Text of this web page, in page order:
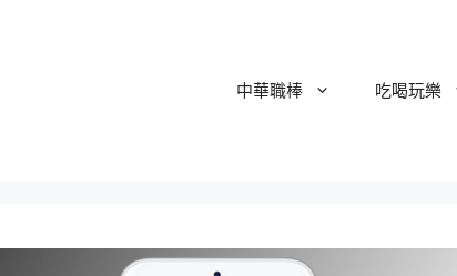
中華職棒 吃喝玩樂